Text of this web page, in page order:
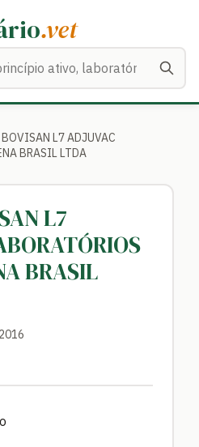
.vet
L7 ADJUVAC
BRASIL LTDA
L7
BRASIL